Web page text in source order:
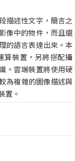
描述性文字，簡言之
像中的物件，而且還
的語言表達出來。本
算裝置，另將搭配攝
。雲端裝置將使用硬
為複雜的圖像描述與
置。